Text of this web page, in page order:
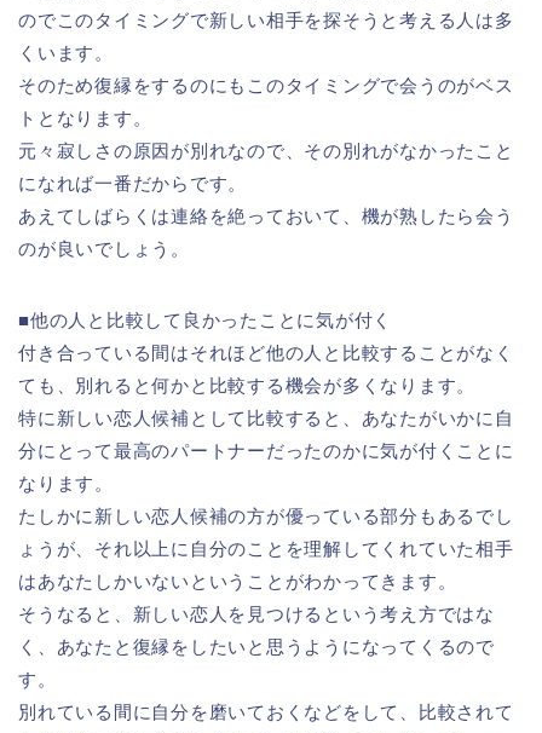
のでこのタイミングで新しい相手を探そうと考える人は多
くいます。
そのため復縁をするのにもこのタイミングで会うのがベス
トとなります。
元々寂しさの原因が別れなので、その別れがなかったこと
になれば一番だからです。
あえてしばらくは連絡を絶っておいて、機が熟したら会う
のが良いでしょう。
■他の人と比較して良かったことに気が付く
付き合っている間はそれほど他の人と比較することがなく
ても、別れると何かと比較する機会が多くなります。
特に新しい恋人候補として比較すると、あなたがいかに自
分にとって最高のパートナーだったのかに気が付くことに
なります。
たしかに新しい恋人候補の方が優っている部分もあるでし
ょうが、それ以上に自分のことを理解してくれていた相手
はあなたしかいないということがわかってきます。
そうなると、新しい恋人を見つけるという考え方ではな
く、あなたと復縁をしたいと思うようになってくるので
す。
別れている間に自分を磨いておくなどをして、比較されて